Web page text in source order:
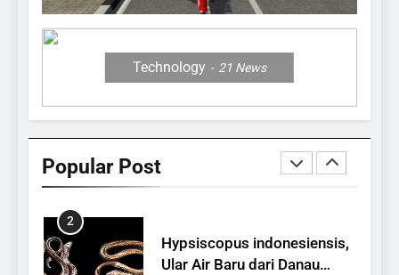
Technology 21 News
Popular Post
12 Fakta Memukau dari
Jerapah
ANIMALS
1
Antelope, Si Antelop
2
Hypsiscopus indonesiensis,
Ular Air Baru dari Danau